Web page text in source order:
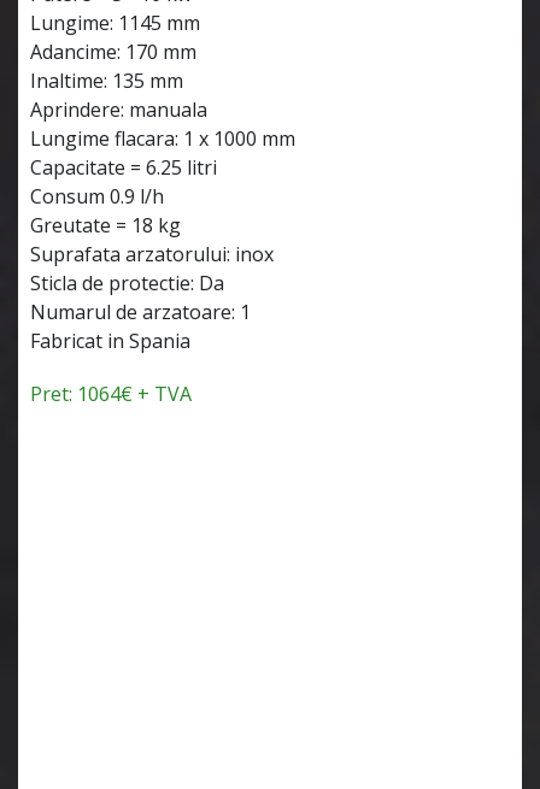
Lungime: 1145 mm
Adancime: 170 mm
Inaltime: 135 mm
Aprindere: manuala
Lungime flacara: 1 x 1000 mm
Capacitate = 6.25 litri
Consum 0.9 l/h
Greutate = 18 kg
Suprafata arzatorului: inox
Sticla de protectie: Da
Numarul de arzatoare: 1
Fabricat in Spania
Pret: 1064€ + TVA